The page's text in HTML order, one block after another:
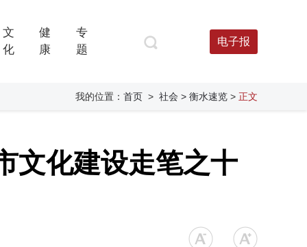
文
化
健
康
专
题
电子报
我的位置： 首页 > 社会 > 衡水速览 > 正文
文化建设走笔之十